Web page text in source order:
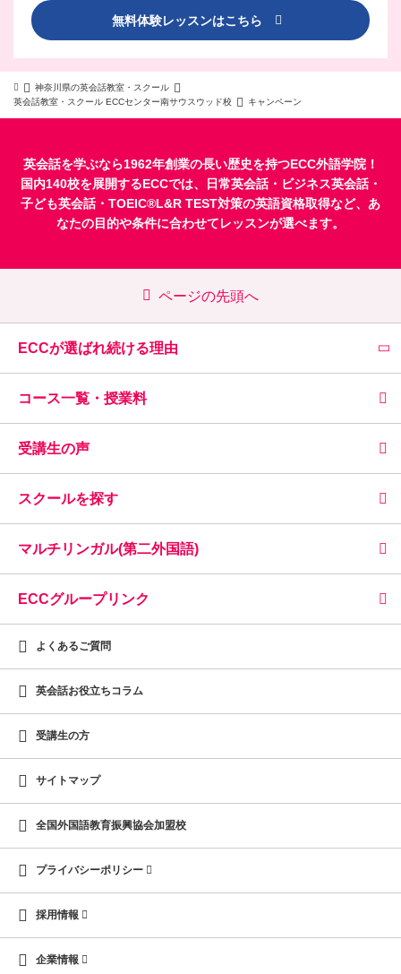
無料体験レッスンはこちら
神奈川県の英会話教室・スクール
英会話教室・スクール ECCセンター南サウスウッド校
キャンペーン
英会話を学ぶなら1962年創業の長い歴史を持つECC外語学院！
国内140校を展開するECCでは、
日常英会話・ ビジネス英会話・
子ども英会話・ TOEIC®L&R TEST対策の英語資格取得など、あ
なたの目的や条件に合わせてレッスンが選べます。
ページの先頭へ
ECCが選ばれ続ける理由
コース一覧・授業料
受講生の声
スクールを探す
マルチリンガル(第二外国語)
ECCグループリンク
よくあるご質問
英会話お役立ちコラム
受講生の方
サイトマップ
全国外国語教育振興協会加盟校
プライバシーポリシー
採用情報
企業情報